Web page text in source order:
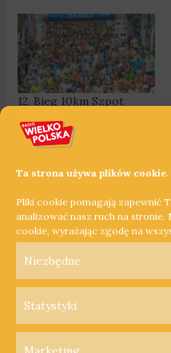
Ta strona używa plików cookie.
Pliki cookie pomagają zapewnić
analizować nasz ruch na stronie.
cookie, wyrażając zgodę na
Niezbędne
Statystyki
12. Bieg 10km Szpot
Rodzinny Szpot
Swarzędz
In "Powiat Poznański"
Poprzedni Wpis